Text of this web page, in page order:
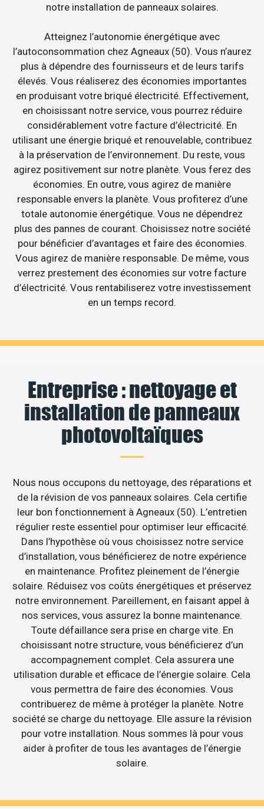
notre installation de panneaux solaires.
Atteignez l’autonomie énergétique avec
l’autoconsommation chez Agneaux (50). Vous n’aurez
plus à dépendre des fournisseurs et de leurs tarifs
élevés. Vous réaliserez des économies importantes
en produisant votre briqué électricité. Effectivement,
en choisissant notre service, vous pourrez réduire
considérablement votre facture d’électricité. En
utilisant une énergie briqué et renouvelable, contribuez
à la préservation de l’environnement. Du reste, vous
agirez positivement sur notre planète. Vous ferez des
économies. En outre, vous agirez de manière
responsable envers la planète. Vous profiterez d’une
totale autonomie énergétique. Vous ne dépendrez
plus des pannes de courant. Choisissez notre société
pour bénéficier d’avantages et faire des économies.
Vous agirez de manière responsable. De même, vous
verrez prestement des économies sur votre facture
d’électricité. Vous rentabiliserez votre investissement
en un temps record.
Entreprise : nettoyage et
installation de panneaux
photovoltaïques
Nous nous occupons du nettoyage, des réparations et
de la révision de vos panneaux solaires. Cela certifie
leur bon fonctionnement à Agneaux (50). L’entretien
régulier reste essentiel pour optimiser leur efficacité.
Dans l’hypothèse où vous choisissez notre service
d’installation, vous bénéficierez de notre expérience
en maintenance. Profitez pleinement de l’énergie
solaire. Réduisez vos coûts énergétiques et préservez
notre environnement. Pareillement, en faisant appel à
nos services, vous assurez la bonne maintenance.
Toute défaillance sera prise en charge vite. En
choisissant notre structure, vous bénéficierez d’un
accompagnement complet. Cela assurera une
utilisation durable et efficace de l’énergie solaire. Cela
vous permettra de faire des économies. Vous
contribuerez de même à protéger la planète. Notre
société se charge du nettoyage. Elle assure la révision
pour votre installation. Nous sommes là pour vous
aider à profiter de tous les avantages de l’énergie
solaire.